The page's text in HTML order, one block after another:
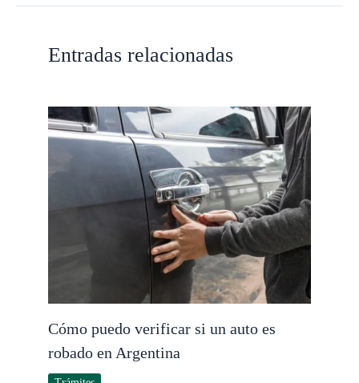
Entradas relacionadas
Cómo puedo verificar si un auto es
robado en Argentina